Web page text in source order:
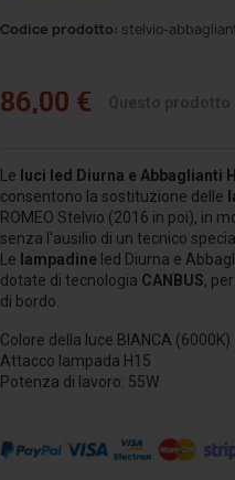
Codice prodotto: stelvio-
86,00 €
Le luci led Diurna e Abbaglianti
consentono la sostituzione delle
ROMEO Stelvio (2016 in poi), in
senza l'ausilio di un tecnico
Le lampadine led Diurna e
dotate di tecnologia CANBUS,
di bordo.
Colore della luce BIANCA (6000K)
Attacco lampada H15
Potenza di lavoro: 55W